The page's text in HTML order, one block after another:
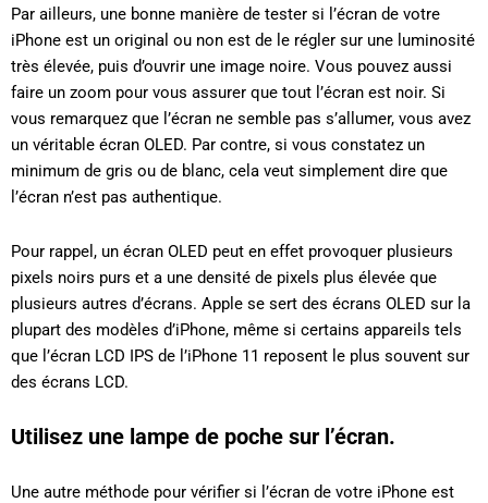
Par ailleurs, une bonne manière de tester si l’écran de votre
iPhone est un original ou non est de le régler sur une luminosité
très élevée, puis d’ouvrir une image noire. Vous pouvez aussi
faire un zoom pour vous assurer que tout l’écran est noir. Si
vous remarquez que l’écran ne semble pas s’allumer, vous avez
un véritable écran OLED. Par contre, si vous constatez un
minimum de gris ou de blanc, cela veut simplement dire que
l’écran n’est pas authentique.
Pour rappel, un écran OLED peut en effet provoquer plusieurs
pixels noirs purs et a une densité de pixels plus élevée que
plusieurs autres d’écrans. Apple se sert des écrans OLED sur la
plupart des modèles d’iPhone, même si certains appareils tels
que l’écran LCD IPS de l’iPhone 11 reposent le plus souvent sur
des écrans LCD.
Utilisez une lampe de poche sur l’écran.
Une autre méthode pour vérifier si l’écran de votre iPhone est